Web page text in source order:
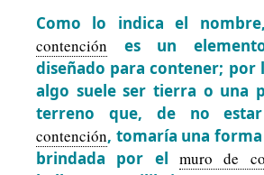
Como lo indica el
contención es un
diseñado para contener; por
algo suele ser tierra o una
terreno que, de no
contención, tomaría una
brindada por el muro de